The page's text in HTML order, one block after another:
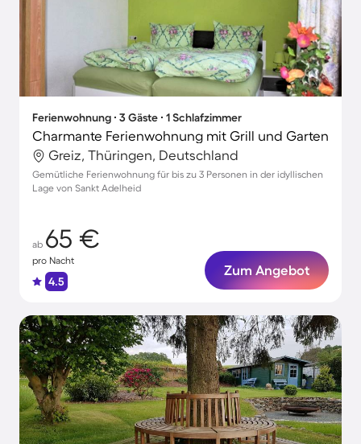
Ferienwohnung ∙ 3 Gäste ∙ 1 Schlafzimmer
Charmante Ferienwohnung mit Grill und Garten
Greiz, Thüringen, Deutschland
Gemütliche Ferienwohnung für bis zu 3 Personen in der idyllischen
Lage von Sankt Adelheid
ab 65 €
pro Nacht
4.5
Zum Angebot